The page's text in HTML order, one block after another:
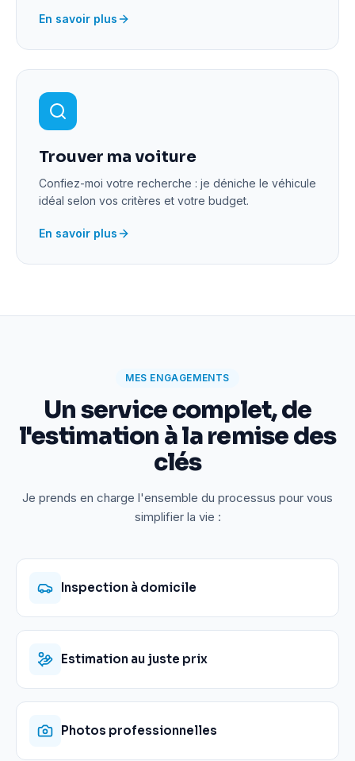
En savoir plus
Trouver ma voiture
Confiez-moi votre recherche : je déniche le véhicule
idéal selon vos critères et votre budget.
En savoir plus
MES ENGAGEMENTS
Un service complet, de
l'estimation à la remise des
clés
Je prends en charge l'ensemble du processus pour vous
simplifier la vie :
Inspection à domicile
Estimation au juste prix
Photos professionnelles